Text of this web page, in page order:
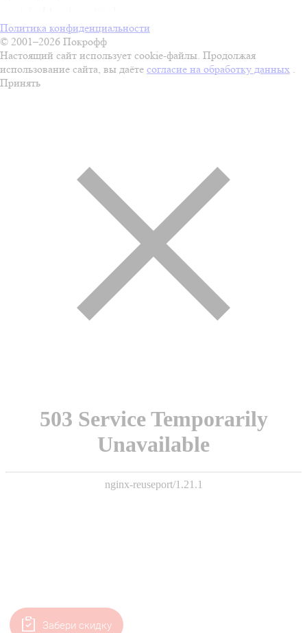
Политика конфиденциальности
© 2001–2026 Покрофф
Настоящий сайт использует cookie-файлы. Продолжая
использование сайта, вы даёте согласие на обработку данных .
Принять
Забери скидку